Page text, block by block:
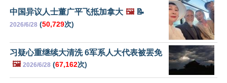
中国异议人士董广平飞抵加拿大 🖼️📝
2026/6/28 (50,729次)
习疑心重继续大清洗 6军系人大代表被罢免
🖼️ 2026/6/28 (67,162次)